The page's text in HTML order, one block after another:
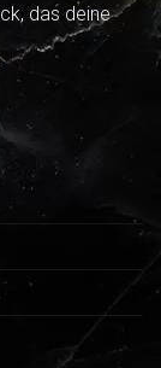
das deine